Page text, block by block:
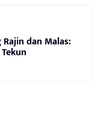
dan Malas: